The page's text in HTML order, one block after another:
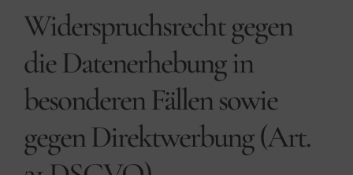
Widerspruchsrecht gegen
die Datenerhebung in
besonderen Fällen sowie
gegen Direktwerbung (Art.